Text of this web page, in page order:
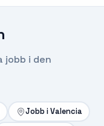
jobb i den
Jobb iValencia